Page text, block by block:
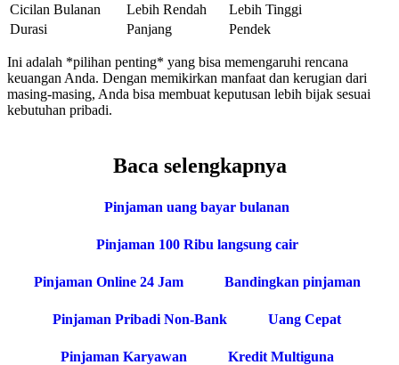
Cicilan Bulanan
Lebih Rendah
Lebih Tinggi
Durasi
Panjang Pendek
Ini adalah *pilihan penting* yang bisa memengaruhi rencana
keuangan Anda. Dengan memikirkan manfaat dan kerugian dari
masing-masing, Anda bisa membuat keputusan lebih bijak sesuai
kebutuhan pribadi.
Baca selengkapnya
Pinjaman uang bayar bulanan
Pinjaman 100 Ribu langsung cair
Pinjaman Online 24 Jam Bandingkan pinjaman
Pinjaman Pribadi Non-Bank Uang Cepat
Pinjaman Karyawan Kredit Multiguna